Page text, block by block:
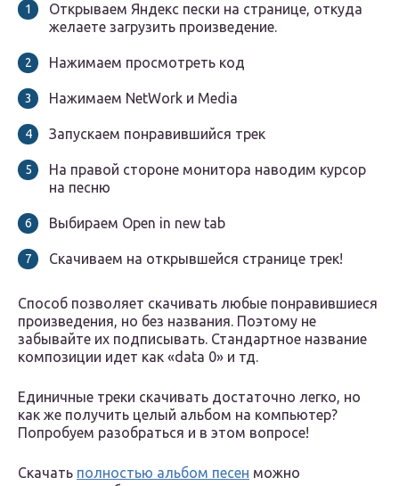
Открываем Яндекс пески на странице, откуда
желаете загрузить произведение.
Нажимаем просмотреть код
Нажимаем NetWork и Media
Запускаем понравившийся трек
На правой стороне монитора наводим курсор
на песню
Выбираем Open in new tab
Скачиваем на открывшейся странице трек!
Способ позволяет скачивать любые понравившиеся
произведения, но без названия. Поэтому не
забывайте их подписывать. Стандартное название
композиции идет как «data 0» и тд.
Единичные треки скачивать достаточно легко, но
как же получить целый альбом на компьютер?
Попробуем разобраться и в этом вопросе!
Скачать полностью альбом песен можно